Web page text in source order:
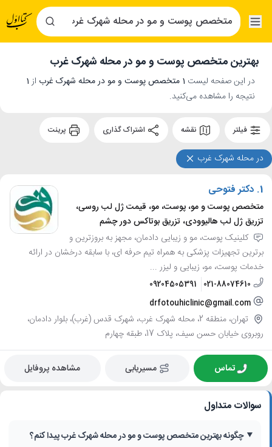
بهترین متخصص پوست و مو در محله شهرک غرب
در این صفحه لیست 1 متخصص پوست و مو در محله شهرک غرب از 1
نتیجه را مشاهده می‌کنید.
فیلتر نقشه
در محله شهرک غرب
1. دکتر فتوحی
متخصص پوست و مو، پوست، مو، قیمت ژل لب روسی،
تزریق ژل لب هالیوودی، تزریق بوتاکس دور چشم
کلینیک پوست، مو و زیبایی دادمان، مجهز به بروزترین و
برترین تجهیزات پزشکی به همراه تیم حرفه ای، با سابقه درخشان در ارائه
خدمات پوست، مو، زیبایی و لیزر ...
021-88074610
09204505391
drfotouhiclinic@gmail.com
تهران، منطقه 2، محله شهرک غرب، شهرک قدس (غرب)، بلوار دادمان،
روبروی خیابان حسن سیف، پلاک 17، طبقه چهارم
تماس مسیریابی مشاهده پروفایل
سوالات متداول
چگونه بهترین متخصص پوست و مو در محله شهرک غرب پیدا کنم؟